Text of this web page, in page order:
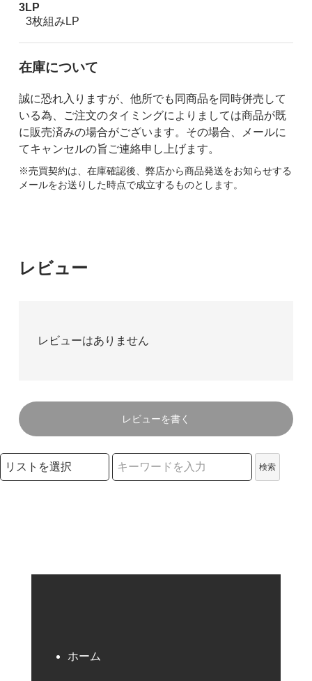
3LP
3枚組みLP
在庫について
誠に恐れ入りますが、他所でも同商品を同時併売して
いる為、ご注文のタイミングによりましては商品が既
に販売済みの場合がございます。その場合、メールに
てキャンセルの旨ご連絡申し上げます。
※売買契約は、在庫確認後、弊店から商品発送をお知らせする
メールをお送りした時点で成立するものとします。
レビュー
レビューはありません
レビューを書く
検索リストの選択
検索
ホーム